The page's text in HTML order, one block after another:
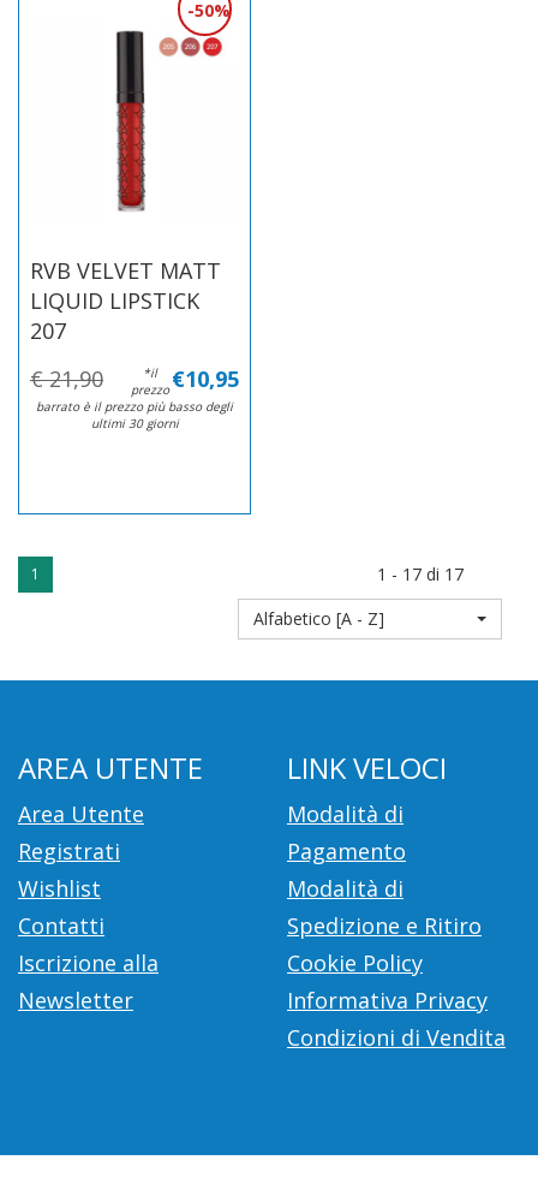
RVB VELVET MATT
LIQUID LIPSTICK
207
50%
€ 21,90 €10,95
*il
prezzo
barrato è il prezzo più basso degli
ultimi 30 giorni
1
1 - 17 di 17
Alfabetico [A - Z]
AREA UTENTE
Area Utente
Registrati
Wishlist
Contatti
Iscrizione alla
Newsletter
LINK VELOCI
Modalità di
Pagamento
Modalità di
Spedizione e Ritiro
Cookie Policy
Informativa Privacy
Condizioni di Vendita